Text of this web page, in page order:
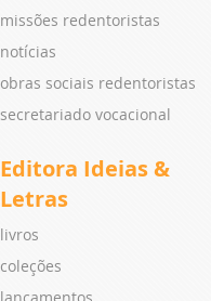
missões redentoristas
notícias
obras sociais redentoristas
secretariado vocacional
Editora Ideias &
Letras
livros
coleções
lançamentos